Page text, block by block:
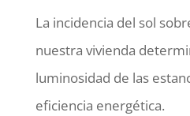
La incidencia del sol
nuestra vivienda
luminosidad de las
eficiencia energética.